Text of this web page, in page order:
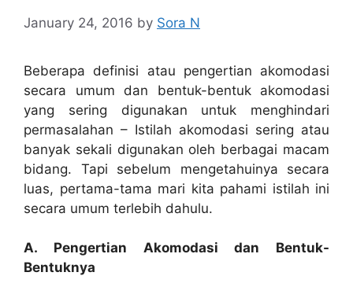
January 24, 2016 by Sora N
Beberapa definisi atau pengertian akomodasi
secara umum dan bentuk-bentuk akomodasi
yang sering digunakan untuk menghindari
permasalahan – Istilah akomodasi sering atau
banyak sekali digunakan oleh berbagai macam
bidang. Tapi sebelum mengetahuinya secara
luas, pertama-tama mari kita pahami istilah ini
secara umum terlebih dahulu.
A. Pengertian Akomodasi dan Bentuk-
Bentuknya